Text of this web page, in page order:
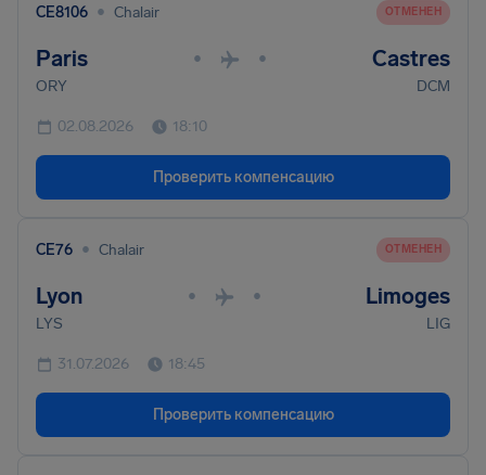
CE8106 • Chalair ОТМЕНЕН
Paris • • Castres
ORY DCM
02.08.2026 18:10
Проверить компенсацию
CE76 • Chalair ОТМЕНЕН
Lyon • • Limoges
LYS LIG
31.07.2026 18:45
Проверить компенсацию